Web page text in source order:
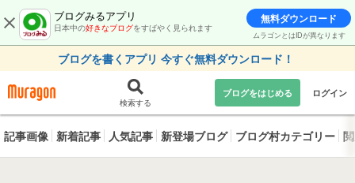
ブログみるアプリ
日本中の好きなブログをすばやく見られます
無料ダウンロード
ムラゴンとはIDが異なります
ブログを書くアプリ 今すぐ無料ダウンロード！
検索する
ブログをはじめる ログイン
記事画像 新着記事 人気記事 新登場ブログ ブログ村カテゴリー